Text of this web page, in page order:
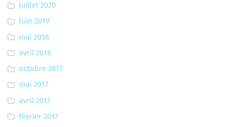
juillet 2020
juin 2019
mai 2018
avril 2018
octobre 2017
mai 2017
avril 2017
février 2017